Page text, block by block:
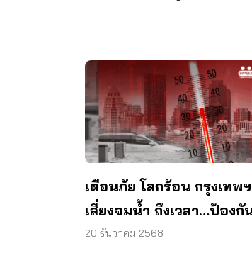
เตือนภัย โลกร้อน กรุงเทพฯ
เสี่ยงจมน้ำ ถึงเวลา…ป้องกั
ก่อนสายเกินไป
20 ธันวาคม 2568